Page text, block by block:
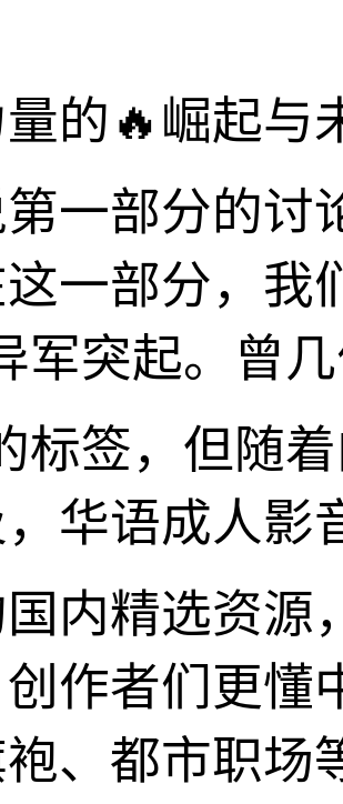
的🔥崛起与
一部分的讨
一部分，我
军突起。曾
标签，但随
华语成人影
内精选资源
作者们更懂
、都市职场